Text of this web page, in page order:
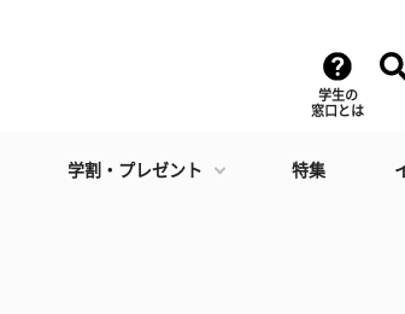
学生の
窓口とは
学割・プレゼント 特集